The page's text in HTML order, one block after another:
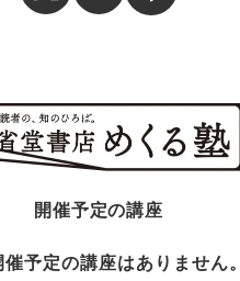
開催予定の講座
予定の講座はありません。